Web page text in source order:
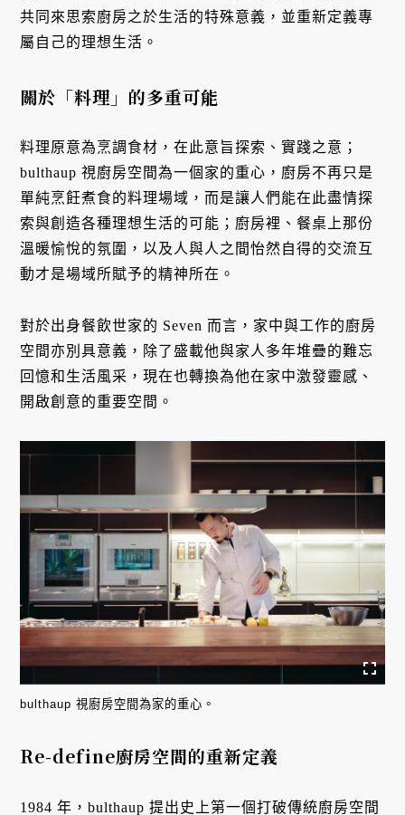
共同來思索廚房之於生活的特殊意義，並重新定義專
屬自己的理想生活。
關於「料理」的多重可能
料理原意為烹調食材，在此意旨探索、實踐之意；
bulthaup 視廚房空間為一個家的重心，廚房不再只是
單純烹飪煮食的料理場域，而是讓人們能在此盡情探
索與創造各種理想生活的可能；廚房裡、餐桌上那份
溫暖愉悅的氛圍，以及人與人之間怡然自得的交流互
動才是場域所賦予的精神所在。
對於出身餐飲世家的 Seven 而言，家中與工作的廚房
空間亦別具意義，除了盛載他與家人多年堆疊的難忘
回憶和生活風采，現在也轉換為他在家中激發靈感、
開啟創意的重要空間。
bulthaup 視廚房空間為家的重心。
Re-define廚房空間的重新定義
1984 年，bulthaup 提出史上第一個打破傳統廚房空間